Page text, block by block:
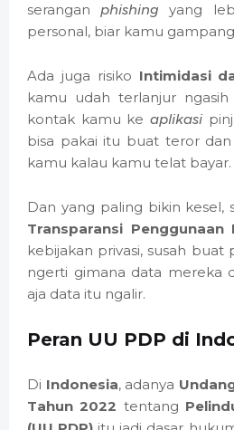
seranganphishing yang
personal, biar kamu
Ada juga risiko Intimidasi
kamu udah terlanjur
kontak kamu ke aplikasi
bisa pakai itu buat teror
kamu kalau kamu telat bayar.
Dan yang paling bikin kesel,
Transparansi Penggunaan
kebijakan privasi, susah
ngerti gimana data mereka
aja data itu ngalir.
Peran UU PDP di
Di Indonesia, adanya
Tahun 2022 tentang